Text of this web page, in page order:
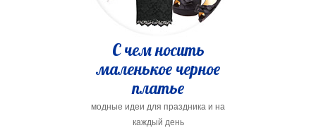
С чем носить
маленькое черное
платье
модные идеи для праздника и на
каждый день